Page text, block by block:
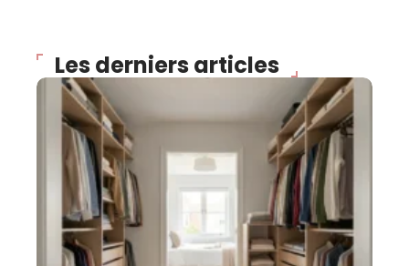
Les derniers articles